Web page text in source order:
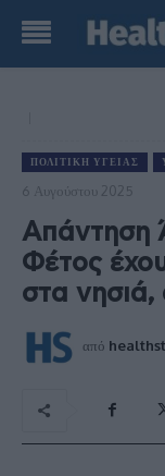
ΠΟΛΙΤΙΚΉ ΥΓΕΊΑΣ
6 Αυγούστου 2025
Απάντηση
Φέτος
στα νησιά,
από